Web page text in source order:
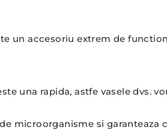
un accesoriu extrem de
una rapida, astfe vasele dvs.
microorganisme si garanteaza